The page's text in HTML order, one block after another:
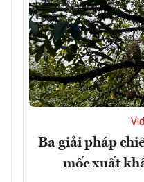
Ba giải pháp
mốc xuất